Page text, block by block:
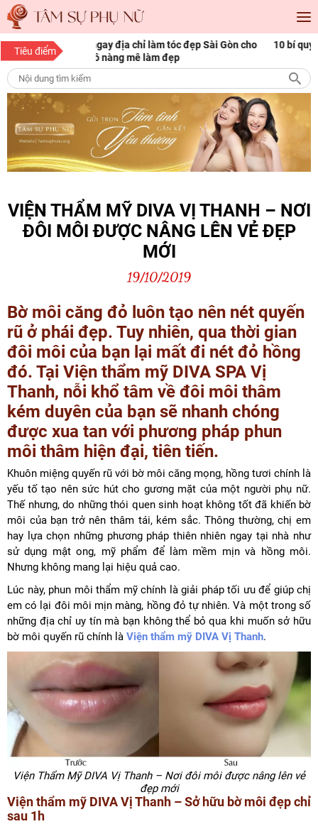
Tiêu điểm
đẹp Sài Gòn cho
10 bí quyết làm đẹp cho nàng mọi độ tuổi
VIỆN THẨM MỸ DIVA VỊ THANH – NƠI
ĐÔI MÔI ĐƯỢC NÂNG LÊN VẺ ĐẸP
MỚI
19/10/2019
Bờ môi căng đỏ luôn tạo nên nét quyến
rũ ở phái đẹp. Tuy nhiên, qua thời gian
đôi môi của bạn lại mất đi nét đỏ hồng
đó. Tại Viện thẩm mỹ DIVA SPA Vị
Thanh, nỗi khổ tâm về đôi môi thâm
kém duyên của bạn sẽ nhanh chóng
được xua tan với phương pháp phun
môi thâm hiện đại, tiên tiến.
Khuôn miệng quyến rũ với bờ môi căng mọng, hồng tươi chính là
yếu tố tạo nên sức hút cho gương mặt của một người phụ nữ.
Thế nhưng, do những thói quen sinh hoạt không tốt đã khiến bờ
môi của bạn trở nên thâm tái, kém sắc. Thông thường, chị em
hay lựa chọn những phương pháp thiên nhiên ngay tại nhà như
sử dụng mật ong, mỹ phẩm để làm mềm mịn và hồng môi.
Nhưng không mang lại hiệu quả cao.
Lúc này, phun môi thẩm mỹ chính là giải pháp tối ưu để giúp chị
em có lại đôi môi mịn màng, hồng đỏ tự nhiên. Và một trong số
những địa chỉ uy tín mà bạn không thể bỏ qua khi muốn sở hữu
bờ môi quyến rũ chính là Viện thẩm mỹ DIVA Vị Thanh.
Viện Thẩm Mỹ DIVA Vị Thanh – Nơi đôi môi được nâng lên vẻ
đẹp mới
Viện thẩm mỹ DIVA Vị Thanh – Sở hữu bờ môi đẹp chỉ
sau 1h